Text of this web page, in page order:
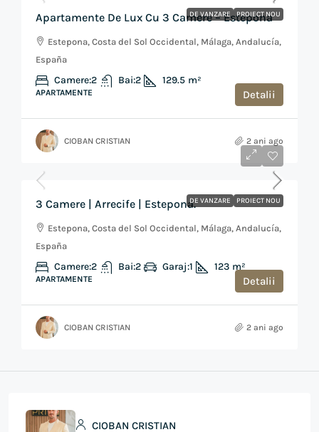
DE VANZARE PROIECT NOU
Apartamente De Lux Cu 3 Camere – Estepona
Estepona, Costa del Sol Occidental, Málaga, Andalucía,
España
Camere:2 Bai:2 129.5 m²
APARTAMENTE Detalii
CIOBAN CRISTIAN 2 ani ago
DE VANZARE PROIECT NOU
de la
3 Camere | Arrecife | Estepona.
Estepona, Costa del Sol Occidental, Málaga, Andalucía,
España
Camere:2 Bai:2 Garaj:1 123 m²
APARTAMENTE Detalii
CIOBAN CRISTIAN 2 ani ago
CIOBAN CRISTIAN